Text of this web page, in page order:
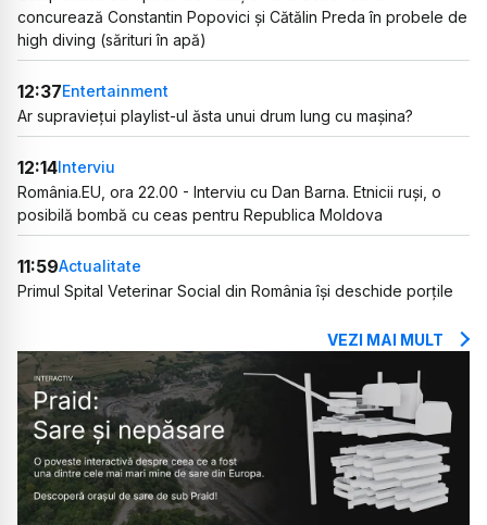
concurează Constantin Popovici și Cătălin Preda în probele de
high diving (sărituri în apă)
12:37Entertainment
Ar supraviețui playlist-ul ăsta unui drum lung cu mașina?
12:14Interviu
România.EU, ora 22.00 - Interviu cu Dan Barna. Etnicii ruși, o
posibilă bombă cu ceas pentru Republica Moldova
11:59Actualitate
Primul Spital Veterinar Social din România își deschide porțile
VEZI MAI MULT